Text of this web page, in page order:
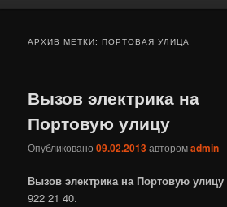
АРХИВ МЕТКИ:ПОРТОВАЯ УЛИЦА
Вызов электрика на
Портовую улицу
Опубликовано09.02.2013авторомadmin
Вызов электрика на Портовую улицу
922 21 40.